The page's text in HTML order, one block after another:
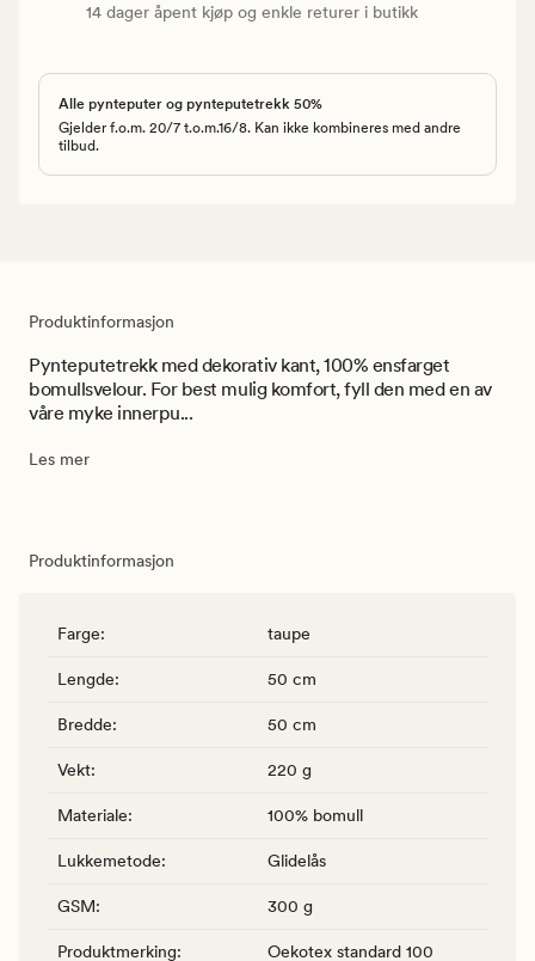
14 dager åpent kjøp og enkle returer i butikk
Alle pynteputer og pynteputetrekk 50%
Gjelder f.o.m. 20/7 t.o.m.16/8. Kan ikke kombineres med andre
tilbud.
Produktinformasjon
Pynteputetrekk med dekorativ kant, 100% ensfarget
bomullsvelour. For best mulig komfort, fyll den med en av
våre myke innerpu...
Les mer
Produktinformasjon
Farge: taupe
Lengde: 50 cm
Bredde: 50 cm
Vekt: 220 g
Materiale: 100% bomull
Lukkemetode: Glidelås
GSM: 300 g
Produktmerking: Oekotex standard 100